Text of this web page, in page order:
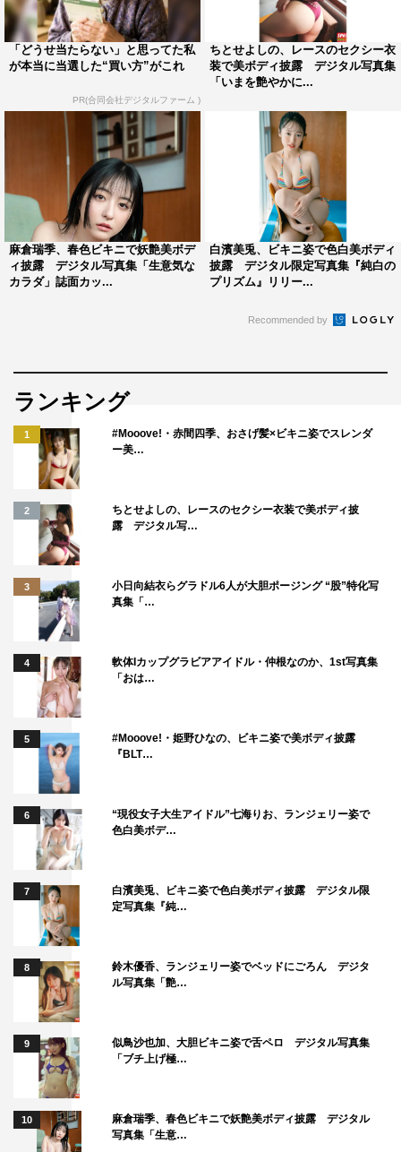
「どうせ当たらない」と思ってた私
が本当に当選した“買い方”がこれ
PR(合同会社デジタルファーム )
ちとせよしの、レースのセクシー衣
装で美ボディ披露 デジタル写真集
「いまを艶やかに...
麻倉瑞季、春色ビキニで妖艶美ボデ
ィ披露 デジタル写真集「生意気な
カラダ」誌面カッ...
白濱美兎、ビキニ姿で色白美ボディ
披露 デジタル限定写真集『純白の
プリズム』リリー...
Recommended by
ランキング
1
#Mooove!・赤間四季、おさげ髪×ビキニ姿でスレンダ
ー美…
2
ちとせよしの、レースのセクシー衣装で美ボディ披
露 デジタル写…
3
小日向結衣らグラドル6人が大胆ポージング “股”特化写
真集「…
4
軟体Iカップグラビアアイドル・仲根なのか、1st写真集
「おは…
5
#Mooove!・姫野ひなの、ビキニ姿で美ボディ披露
『BLT…
6
“現役女子大生アイドル”七海りお、ランジェリー姿で
色白美ボデ…
7
白濱美兎、ビキニ姿で色白美ボディ披露 デジタル限
定写真集『純…
8
鈴木優香、ランジェリー姿でベッドにごろん デジタ
ル写真集「艶…
9
似鳥沙也加、大胆ビキニ姿で舌ペロ デジタル写真集
「ブチ上げ極…
10
麻倉瑞季、春色ビキニで妖艶美ボディ披露 デジタル
写真集「生意…